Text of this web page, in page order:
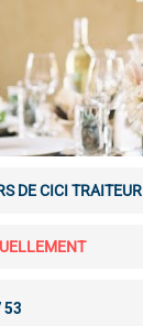
DE CICI TRAITEUR